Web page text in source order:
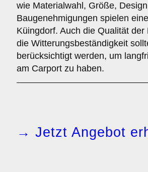
wie Materialwahl, Größe,
Baugenehmigungen spielen
Küingdorf. Auch die Qualität der
die Witterungsbeständigkeit
berücksichtigt werden, um
am Carport zu haben.
→ Jetzt Angebot